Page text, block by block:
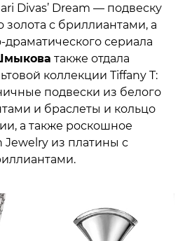
Divas’ Dream — подвеску
золота с бриллиантами, а
сериала
также отдала
коллекции Tiffany T:
подвески из белого
и браслеты и кольцо
а также роскошное
Jewelry из платины с